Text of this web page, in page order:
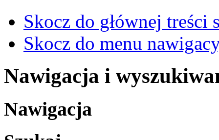
Skocz do głównej treści
Skocz do menu
Nawigacja i
Nawigacja